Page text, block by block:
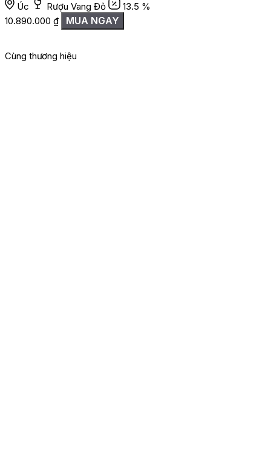
Úc Rượu Vang Đỏ
13.5 %
10.890.000 ₫ MUA NGAY
Cùng thương hiệu